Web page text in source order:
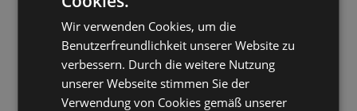
Wir verwenden Cookies, um die
Benutzerfreundlichkeit unserer Website zu
verbessern. Durch die weitere Nutzung
unserer Webseite stimmen Sie der
Verwendung von Cookies gemäß unserer